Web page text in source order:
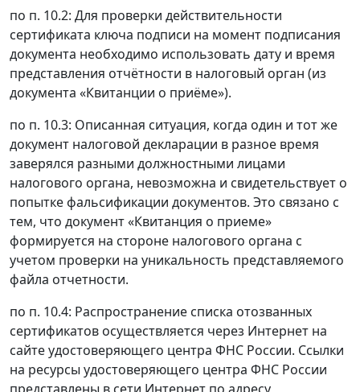
по п. 10.2: Для проверки действительности
сертификата ключа подписи на момент подписания
документа необходимо использовать дату и время
представления отчётности в налоговый орган (из
документа «Квитанции о приёме»).
по п. 10.3: Описанная ситуация, когда один и тот же
документ налоговой декларации в разное время
заверялся разными должностными лицами
налогового органа, невозможна и свидетельствует о
попытке фальсификации документов. Это связано с
тем, что документ «Квитанция о приеме»
формируется на стороне налогового органа с
учетом проверки на уникальность представляемого
файла отчетности.
по п. 10.4: Распространение списка отозванных
сертификатов осуществляется через Интернет на
сайте удостоверяющего центра ФНС России. Ссылки
на ресурсы удостоверяющего центра ФНС России